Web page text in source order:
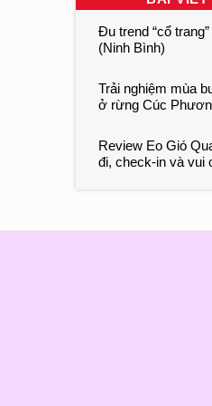
Đu trend “cổ
(Ninh Bình)
Trải nghiệm mùa
ở rừng Cúc
Review Eo Gió
đi, check-in và vui